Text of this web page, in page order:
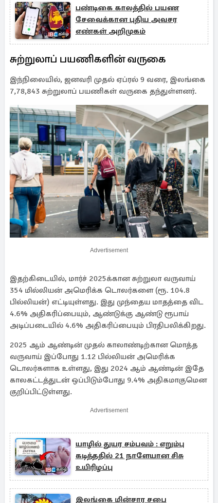
பண்டிகை காலத்தில் பயண
சேவைக்கான புதிய அவசர
எண்கள் அறிமுகம்
சுற்றுலாப் பயணிகளின் வருகை
இந்நிலையில், ஜனவரி முதல் ஏப்ரல் 9 வரை, இலங்கை
7,78,843 சுற்றுலாப் பயணிகள் வருகை தந்துள்ளனர்.
Advertisement
இதற்கிடையில், மார்ச் 2025க்கான சுற்றுலா வருவாய்
354 மில்லியன் அமெரிக்க டொலர்களை (ரூ. 104.8
பில்லியன்) எட்டியுள்ளது. இது முந்தைய மாதத்தை விட
4.6% அதிகரிப்பையும், ஆண்டுக்கு ஆண்டு ரூபாய்
அடிப்படையில் 4.6% அதிகரிப்பையும் பிரதிபலிக்கிறது.
2025 ஆம் ஆண்டின் முதல் காலாண்டிற்கான மொத்த
வருவாய் இப்போது 1.12 பில்லியன் அமெரிக்க
டொலர்களாக உள்ளது, இது 2024 ஆம் ஆண்டின் இதே
காலகட்டத்துடன் ஒப்பிடும்போது 9.4% அதிகமாகுமென
குறிப்பிட்டுள்ளது.
Advertisement
யாழில் துயர சம்பவம் : எறும்பு
கடித்ததில் 21 நாளேயான சிசு
உயிரிழப்பு
இலங்கை மின்சார சபை